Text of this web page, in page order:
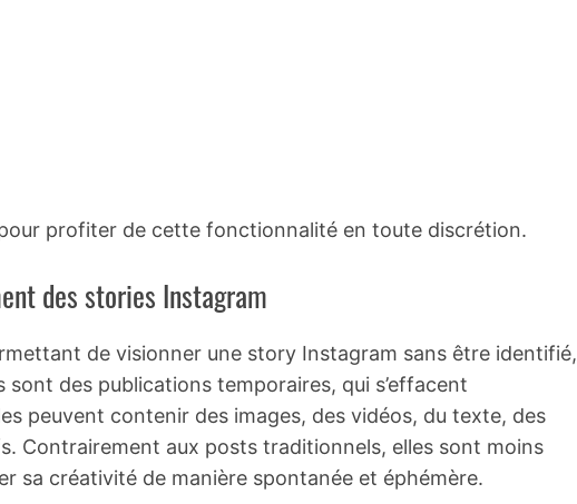
profiter de cette fonctionnalité en toute discrétion.
des stories Instagram
de visionner une story Instagram sans être identifié,
des publications temporaires, qui s’effacent
peuvent contenir des images, des vidéos, du texte, des
Contrairement aux posts traditionnels, elles sont moins
sa créativité de manière spontanée et éphémère.